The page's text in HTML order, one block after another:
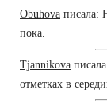
Obuhova писала:
пока.
Tjannikova
отметках в